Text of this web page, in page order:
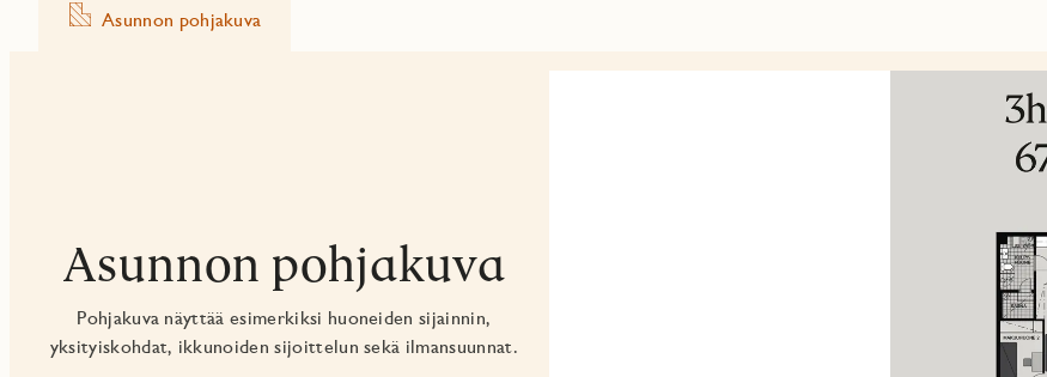
Asunnon pohjakuva
Asunnon pohjakuva
Pohjakuva näyttää esimerkiksi huoneiden sijainnin,
yksityiskohdat, ikkunoiden sijoittelun sekä ilmansuunnat.